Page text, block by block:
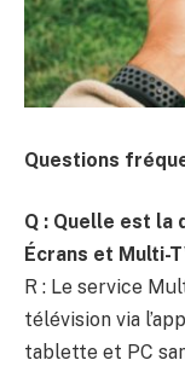
Questions
Q : Quelle est
Écrans et Multi-
R : Le service
télévision via
tablette et PC